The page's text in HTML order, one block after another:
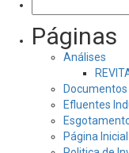
por:
Páginas
Análises
Documentos
Efluentes
Página Inicial